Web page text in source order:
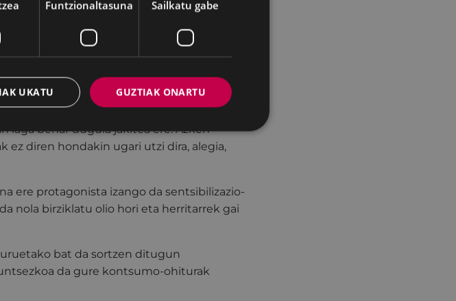
du Untzagan, harmailen aldean; han
eta oro har hondakinak ondo
organikoz osatua dago, batez ere,
jakitea zerekin bete ditzakegun
dituen poltsa bereziak
laga behar dugula jakitea ere. Azken
diren hondakin ugari utzi dira, alegia,
ere protagonista izango da sentsibilizazio-
nola birziklatu olio hori eta herritarrek gai
bat da sortzen ditugun
da gure kontsumo-ohiturak
Funtzionaltasuna Sailkatu gabe
GUZTIAK ONARTU
UKATU